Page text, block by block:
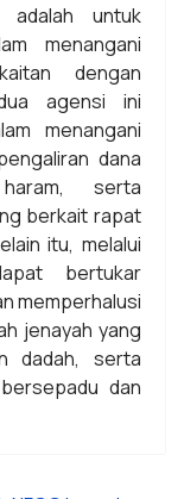
adalah untuk
menangani
dengan
agensi ini
menangani
dana
serta
berkait rapat
itu, melalui
bertukar
memperhalusi
jenayah yang
dadah, serta
dan